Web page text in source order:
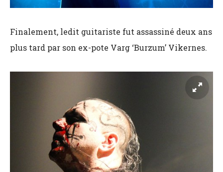
Finalement, ledit guitariste fut assassiné deux ans
plus tard par son ex-pote Varg ‘Burzum’ Vikernes.